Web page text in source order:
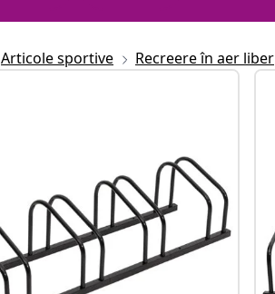
Articole sportive Recreere în aer liber